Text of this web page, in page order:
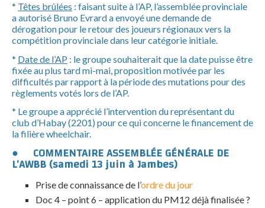
* Têtes brûlées : faisant suite à l’AP, l’assemblée provinciale
a autorisé Bruno Evrard a envoyé une demande de
dérogation pour le retour des joueurs régionaux vers la
compétition provinciale dans leur catégorie initiale.
* Date de l’AP : le groupe souhaiterait que la date puisse être
fixée au plus tard mi-mai, proposition motivée par les
difficultés par rapport à la période des mutations pour des
règlements votés lors de l’AP.
* Le groupe a apprécié l’intervention du représentant du
club d’Habay (2201) pour ce qui concerne le financement de
la filière wheelchair.
● COMMENTAIRE ASSEMBLÉE GÉNÉRALE DE
L’AWBB (samedi 13 juin à Jambes)
Prise de connaissance de l’ordre du jour
Doc 4 – point 6 – application du PM12 déjà finalisée ?